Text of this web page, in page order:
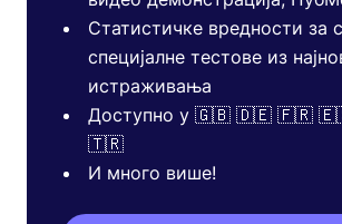
Статистичке вредности за
специјалне тестове из
истраживања
Доступно у 🇬🇧 🇩🇪 🇫🇷
🇹🇷
И много више!